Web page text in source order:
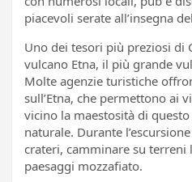
piacevoli serate all’insegna
Uno dei tesori più preziosi di
vulcano Etna, il più grande
Molte agenzie turistiche
sull’Etna, che permettono ai
vicino la maestosità di
naturale. Durante
crateri, camminare su terreni
paesaggi mozzafiato.